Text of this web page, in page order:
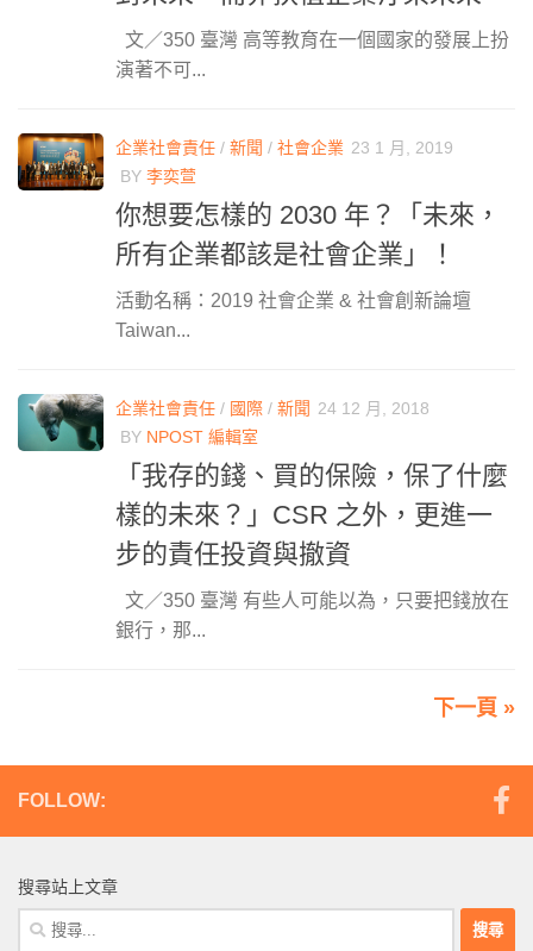
文／350 臺灣 高等教育在一個國家的發展上扮
演著不可...
企業社會責任 / 新聞 / 社會企業 23 1 月, 2019
BY 李奕萱
你想要怎樣的 2030 年？「未來，
所有企業都該是社會企業」！
活動名稱：2019 社會企業 & 社會創新論壇
Taiwan...
企業社會責任 / 國際 / 新聞 24 12 月, 2018
BY NPOST 編輯室
「我存的錢、買的保險，保了什麼
樣的未來？」CSR 之外，更進一
步的責任投資與撤資
文／350 臺灣 有些人可能以為，只要把錢放在
銀行，那...
下一頁 »
FOLLOW:
搜尋站上文章
搜